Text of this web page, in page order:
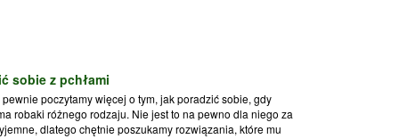
sobie z pchłami
pewnie poczytamy więcej o tym, jak poradzić sobie, gdy
robaki różnego rodzaju. Nie jest to na pewno dla niego za
dlatego chętnie poszukamy rozwiązania, które mu